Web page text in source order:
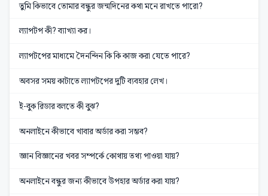
তুমি কিভাবে তোমার বন্ধুর জন্মদিনের কথা মনে রাখতে পারো?
ল্যাপটপ কী? ব্যাখ্যা কর।
ল্যাপটপের মাধ্যমে দৈনন্দিন কি কি কাজ করা যেতে পারে?
অবসর সময় কাটাতে ল্যাপটপের দুটি ব্যবহার লেখ।
ই-বুক রিডার বলতে কী বুঝ?
অনলাইনে কীভাবে খাবার অর্ডার করা সম্ভব?
জ্ঞান বিজ্ঞানের খবর সম্পর্কে কোথায় তথ্য পাওয়া যায়?
অনলাইনে বন্ধুর জন্য কীভাবে উপহার অর্ডার করা যায়?